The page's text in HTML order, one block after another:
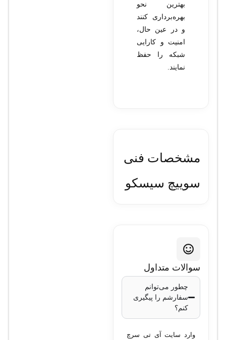
بهترین نحو
بهره‌برداری کنند
و در عین حال،
امنیت و کارایی
شبکه را حفظ
نمایند.
مشخصات فنی
سوييچ سيسکو
تعداد پورت‌های
اترنت: 48 پورت
10/100/1000
سوالات متداول
چطور می‌توانم
سفارشم را پیگیری
کنم؟
وارد سایت آی تی سرچ